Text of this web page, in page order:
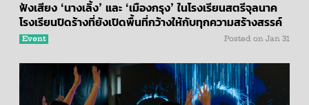
ฟังเสียง ‘นางเลิ้ง’ และ ‘เมืองกรุง’ ในโรงเรียนสตรีจุลนาค
โรงเรียนปิดร้างที่ยังเปิดพื้นที่กว้างให้กับทุกความสร้างสรรค์
Event Posted on Jan 31